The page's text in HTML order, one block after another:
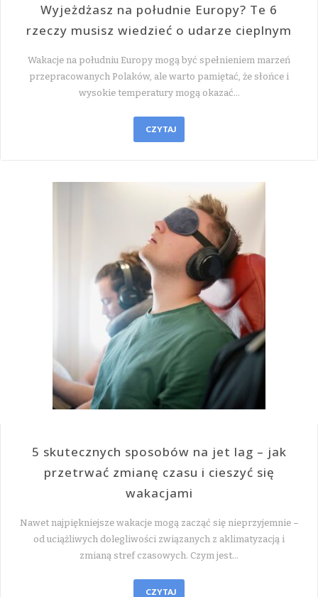
Wyjeżdżasz na południe Europy? Te 6
rzeczy musisz wiedzieć o udarze cieplnym
Wakacje na południu Europy mogą być spełnieniem marzeń
przepracowanych Polaków, ale warto pamiętać, że słońce i
wysokie temperatury mogą okazać…
CZYTAJ
5 skutecznych sposobów na jet lag – jak
przetrwać zmianę czasu i cieszyć się
wakacjami
Nawet najpiękniejsze wakacje mogą zacząć się nieprzyjemnie –
od uciążliwych dolegliwości związanych z aklimatyzacją i
zmianą stref czasowych. Czym jest…
CZYTAJ